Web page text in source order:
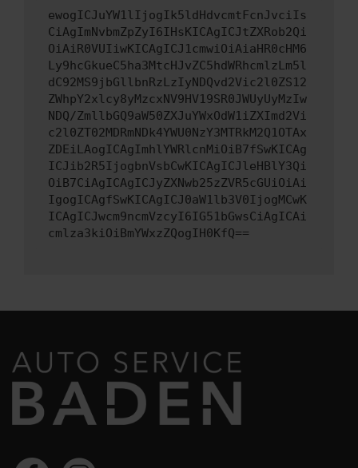
ewogICJuYW1lIjogIk5ldHdvcmtFcnJvciIs
CiAgImNvbmZpZyI6IHsKICAgICJtZXRob2Qi
OiAiR0VUIiwKICAgICJ1cmwiOiAiaHR0cHM6
Ly9hcGkueC5ha3MtcHJvZC5hdWRhcmlzLm5l
dC92MS9jbGllbnRzLzIyNDQvd2Vic2l0ZS12
ZWhpY2xlcy8yMzcxNV9HV19SR0JWUyUyMzIw
NDQ/ZmllbGQ9aW50ZXJuYWxOdW1iZXImd2Vi
c2l0ZT02MDRmNDk4YWU0NzY3MTRkM2Q1OTAx
ZDEiLAogICAgImhlYWRlcnMiOiB7fSwKICAg
ICJib2R5IjogbnVsbCwKICAgICJleHBlY3Qi
OiB7CiAgICAgICJyZXNwb25zZVR5cGUiOiAi
IgogICAgfSwKICAgICJ0aW1lb3V0IjogMCwK
ICAgICJwcm9ncmVzcyI6IG51bGwsCiAgICAi
cmlza3kiOiBmYWxzZQogIH0KfQ==